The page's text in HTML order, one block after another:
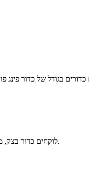
לוקחים כדור בצק, מרדדים למלבן קטן, מורחים את המילוי בצד המלבן ומגלגלים לרולדה קטנה. לאחר מכן מגלגלים שוב לצורת ברלה.